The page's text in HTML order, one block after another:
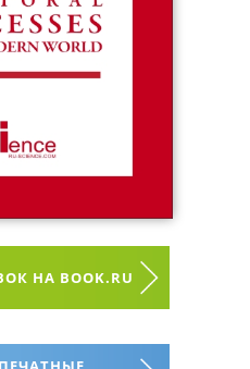
НА BOOK.RU